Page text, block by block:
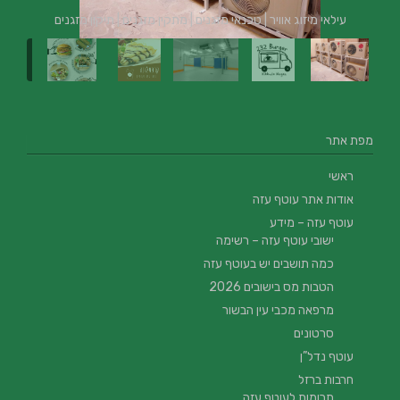
עילאי מיזוג אוויר | טכנאי מזגנים | מתקין מזגנים | תיקון מזגנים
מפת אתר
ראשי
אודות אתר עוטף עזה
עוטף עזה – מידע
ישובי עוטף עזה – רשימה
כמה תושבים יש בעוטף עזה
הטבות מס בישובים 2026
מרפאה מכבי עין הבשור
סרטונים
עוטף נדל”ן
חרבות ברזל